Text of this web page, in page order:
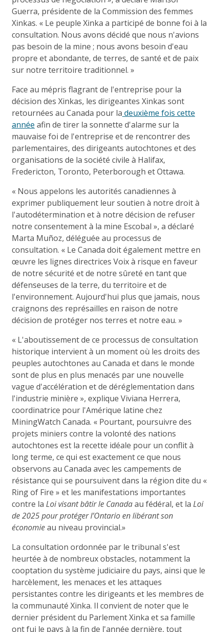
Guerra, présidente de la Commission des femmes
Xinkas. « Le peuple Xinka a participé de bonne foi à la
consultation. Nous avons décidé que nous n'avions
pas besoin de la mine ; nous avons besoin d'eau
propre et abondante, de terres, de santé et de paix
sur notre territoire traditionnel. »
Face au mépris flagrant de l'entreprise pour la
décision des Xinkas, les dirigeantes Xinkas sont
retournées au Canada pour la deuxième fois cette
année afin de tirer la sonnette d'alarme sur la
mauvaise foi de l'entreprise et de rencontrer des
parlementaires, des dirigeants autochtones et des
organisations de la société civile à Halifax,
Fredericton, Toronto, Peterborough et Ottawa.
« Nous appelons les autorités canadiennes à
exprimer publiquement leur soutien à notre droit à
l'autodétermination et à notre décision de refuser
notre consentement à la mine Escobal », a déclaré
Marta Muñoz, déléguée au processus de
consultation. « Le Canada doit également mettre en
œuvre les lignes directrices Voix à risque en faveur
de notre sécurité et de notre sûreté en tant que
défenseuses de la terre, du territoire et de
l'environnement. Aujourd'hui plus que jamais, nous
craignons des représailles en raison de notre
décision de protéger nos terres et notre eau. »
« L'aboutissement de ce processus de consultation
historique intervient à un moment où les droits des
peuples autochtones au Canada et dans le monde
sont de plus en plus menacés par une nouvelle
vague d'accélération et de déréglementation dans
l'industrie minière », explique Viviana Herrera,
coordinatrice pour l'Amérique latine chez
MiningWatch Canada. « Pourtant, poursuivre des
projets miniers contre la volonté des nations
autochtones est la recette idéale pour un conflit à
long terme, ce qui est exactement ce que nous
observons au Canada avec les campements de
résistance qui se poursuivent dans la région dite du «
Ring of Fire » et les manifestations importantes
contre la Loi visant bâtir le Canadaau fédéral, et la Loi
de 2025 pour protéger l’Ontario en libérant son
économieau niveau provincial.»
La consultation ordonnée par le tribunal s'est
heurtée à de nombreux obstacles, notamment la
cooptation du système judiciaire du pays, ainsi que le
harcèlement, les menaces et les attaques
persistantes contre les dirigeants et les membres de
la communauté Xinka. Il convient de noter que le
dernier président du Parlement Xinka et sa famille
ont fui le pays à la fin de l'année dernière, tout